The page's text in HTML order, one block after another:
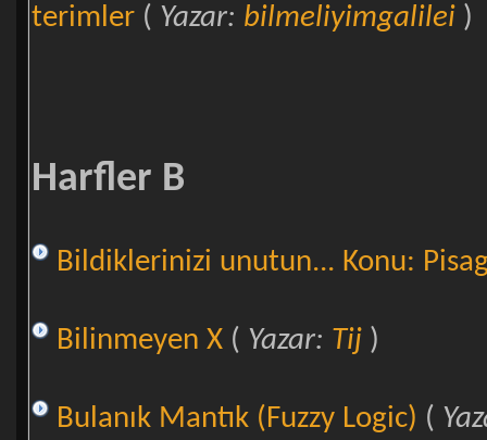
terimler( Yazar: bilmeliyimgalilei)
Harfler B
Bildiklerinizi unutun... Konu:
Bilinmeyen X( Yazar: Tij)
Bulanık Mantık (Fuzzy Logic) (